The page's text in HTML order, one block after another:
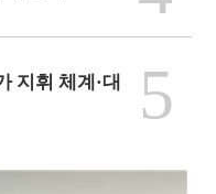
지휘 체계·대
5